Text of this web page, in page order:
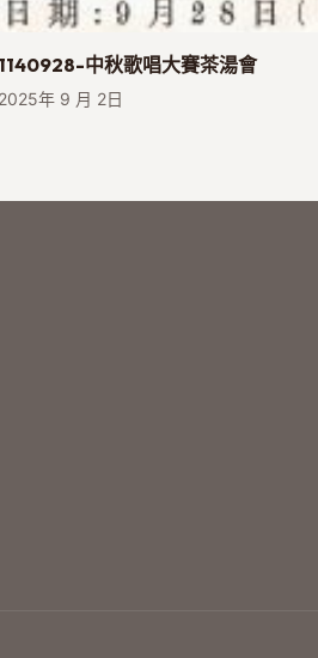
中秋歌唱大賽茶湯會
年 9 月 2日